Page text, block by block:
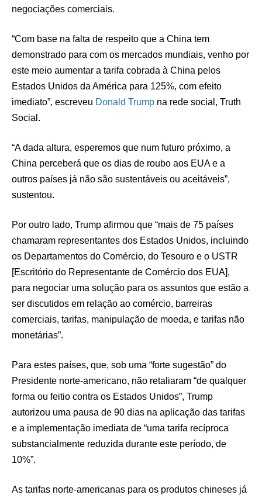
negociações comerciais.
“Com base na falta de respeito que a China tem
demonstrado para com os mercados mundiais, venho por
este meio aumentar a tarifa cobrada à China pelos
Estados Unidos da América para 125%, com efeito
imediato”, escreveu Donald Trump na rede social, Truth
Social.
“A dada altura, esperemos que num futuro próximo, a
China perceberá que os dias de roubo aos EUA e a
outros países já não são sustentáveis ou aceitáveis”,
sustentou.
Por outro lado, Trump afirmou que “mais de 75 países
chamaram representantes dos Estados Unidos, incluindo
os Departamentos do Comércio, do Tesouro e o USTR
[Escritório do Representante de Comércio dos EUA],
para negociar uma solução para os assuntos que estão a
ser discutidos em relação ao comércio, barreiras
comerciais, tarifas, manipulação de moeda, e tarifas não
monetárias”.
Para estes países, que, sob uma “forte sugestão” do
Presidente norte-americano, não retaliaram “de qualquer
forma ou feitio contra os Estados Unidos”, Trump
autorizou uma pausa de 90 dias na aplicação das tarifas
e a implementação imediata de “uma tarifa recíproca
substancialmente reduzida durante este período, de
10%”.
As tarifas norte-americanas para os produtos chineses já